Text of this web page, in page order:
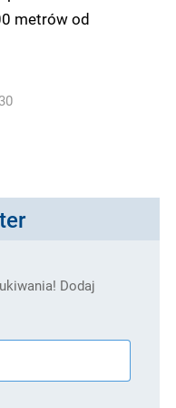
metrów od
Dodaj